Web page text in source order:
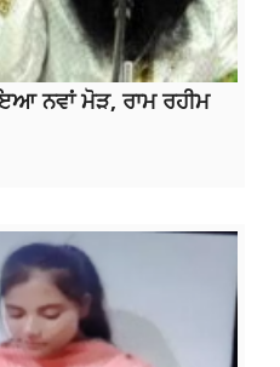
ਨਵਾਂ ਮੋੜ, ਰਾਮ ਰਹੀਮ